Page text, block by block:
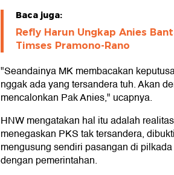
Baca juga:
Refly Harun Ungkap Anies
Timses Pramono-Rano
"Seandainya MK membacakan
nggak ada yang tersandera tuh. Akan
mencalonkan Pak Anies," ucapnya.
HNW mengatakan hal itu adalah
menegaskan PKS tak tersandera,
mengusung sendiri pasangan di
dengan pemerintahan.